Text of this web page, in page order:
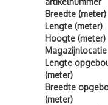
Breedte (meter)
Lengte (meter)
Hoogte (meter)
Magazijnlocatie
Lengte
(meter)
Breedte
(meter)